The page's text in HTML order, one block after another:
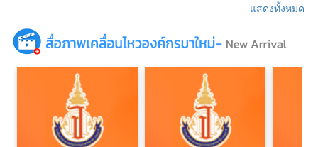
แสดงทั้งหมด